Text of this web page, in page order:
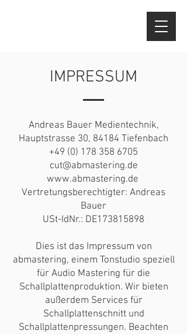
IMPRESSUM
Andreas Bauer Medientechnik,
Hauptstrasse 30, 84184 Tiefenbach
+49 (0) 178 358 6705
cut@abmastering.de
www.abmastering.de
Vertretungsberechtigter: Andreas
Bauer
USt-IdNr.: DE173815898
Dies ist das Impressum von
abmastering, einem Tonstudio speziell
für Audio Mastering für die
Schallplattenproduktion. Wir bieten
außerdem Services für
Schallplattenschnitt und
Schallplattenpressungen. Beachten